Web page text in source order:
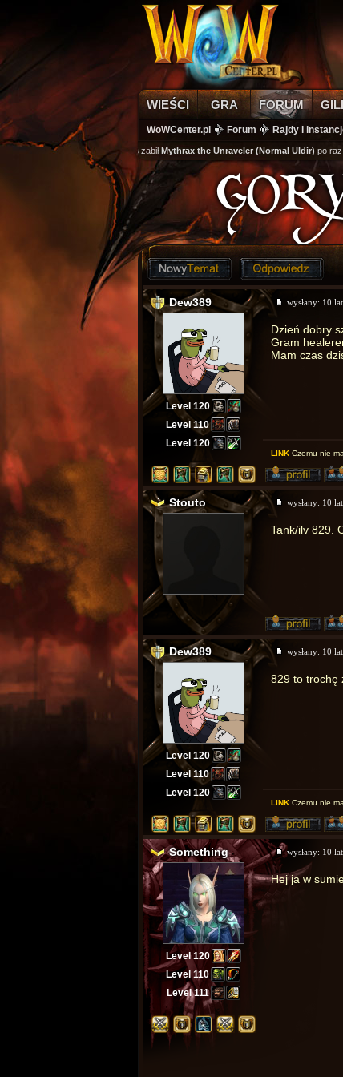
WIEŚCI GRA FORUM
WoWCenter.pl Forum Rajdy i
wikasszabiłMythrax the Unraveler (Normal Uldir)po raz2
Dew389
Level 120
Level 110
Level 120
wysłany: 10
Dzień dobry
Gram
Mam czas
LINK Czemu nie
Stouto wysłany: 10
Tank/ilv 829.
Dew389
Level 120
Level 110
Level 120
wysłany: 10
829 to trochę
LINK Czemu nie
Something
Level 120
Level 110
Level 111
wysłany: 10
Hej ja w